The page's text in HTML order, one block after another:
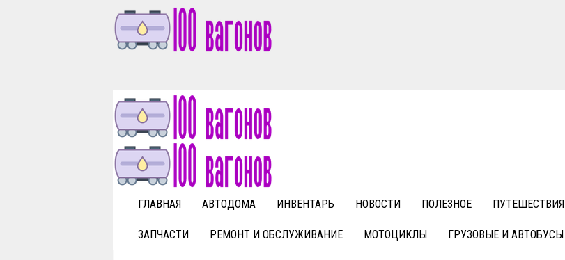
v
a
n
o
ГЛАВНАЯ АВТОДОМА ИНВЕНТАРЬ НОВОСТИ ПОЛЕЗНОЕ ПУТЕШЕСТВИЯ
ЗАПЧАСТИ РЕМОНТ И ОБСЛУЖИВАНИЕ МОТОЦИКЛЫ ГРУЗОВЫЕ И АВТОБУСЫ